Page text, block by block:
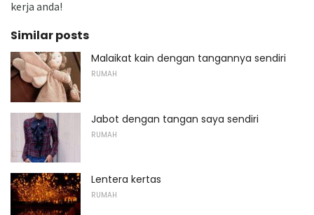
kerja anda!
Similar posts
Malaikat kain dengan tangannya sendiri
RUMAH
Jabot dengan tangan saya sendiri
RUMAH
Lentera kertas
RUMAH